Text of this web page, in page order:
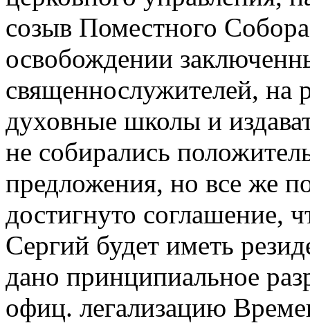
созыв Поместного
освобождении
священнослужителей, на
духовные школы и
не собирались
предложения, но все же
достигнуто соглашение,
Сергий будет иметь
дано принципиальное
офиц. легализацию